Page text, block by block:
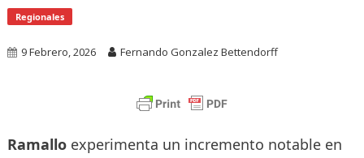
Regionales
9 Febrero, 2026 Fernando Gonzalez Bettendorff
Ramalloexperimenta un incremento notable en